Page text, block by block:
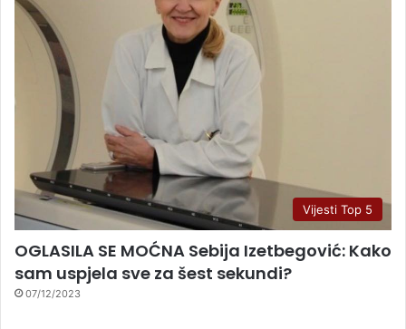
Vijesti Top 5
OGLASILA SE MOĆNA Sebija Izetbegović: Kako
sam uspjela sve za šest sekundi?
07/12/2023